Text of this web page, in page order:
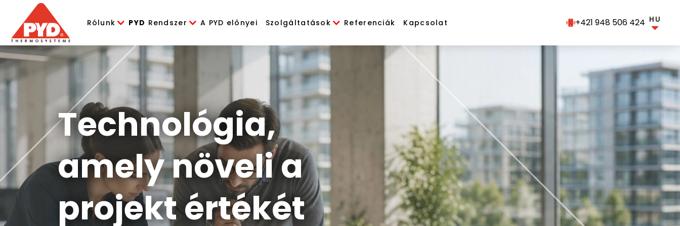
Rólunk PYD Rendszer A PYD előnyei Szolgáltatások Referenciák Kapcsolat +421 948 506 424 HU
Technológia,
amely növeli a
projekt értékét